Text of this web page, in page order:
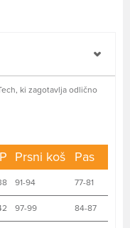
ki zagotavlja odlično
Prsni koš Pas
91-94 77-81
97-99 84-87